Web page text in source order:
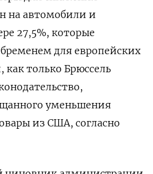
на автомобили и
27,5%, которые
для европейских
только Брюссель
уменьшения
из США, согласно